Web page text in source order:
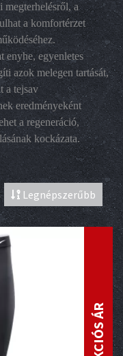
megterhelésről, a
a komfortérzet
enyhe, egyenletes
azok melegen tartását,
a tejsav
eredményeként
a regeneráció,
kockázata.
Legnépszerűbb
AKCIÓS ÁR